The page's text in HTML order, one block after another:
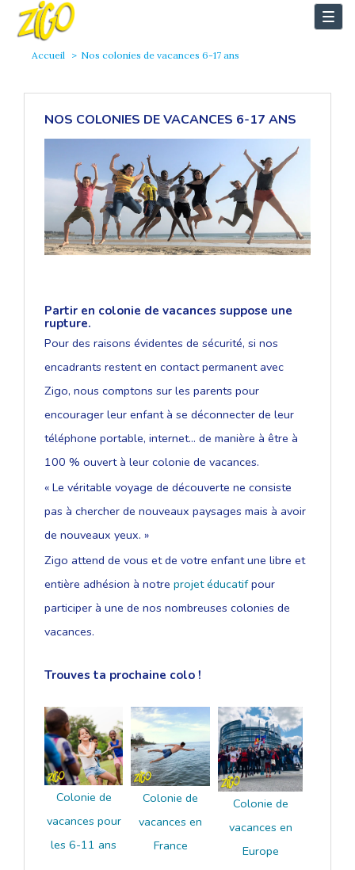
Accueil Nos colonies de vacances 6-17 ans
NOS COLONIES DE VACANCES 6-17 ANS
Partir en colonie de vacances suppose une
rupture.
Pour des raisons évidentes de sécurité, si nos
encadrants restent en contact permanent avec
Zigo, nous comptons sur les parents pour
encourager leur enfant à se déconnecter de leur
téléphone portable, internet... de manière à être à
100 % ouvert à leur colonie de vacances.
« Le véritable voyage de découverte ne consiste
pas à chercher de nouveaux paysages mais à avoir
de nouveaux yeux. »
Zigo attend de vous et de votre enfant une libre et
entière adhésion à notre projet éducatifpour
participer à une de nos nombreuses colonies de
vacances.
Trouves ta prochaine colo !
Colonie de
vacances pour
les 6-11 ans
Colonie de
vacances en
France
Colonie de
vacances en
Europe